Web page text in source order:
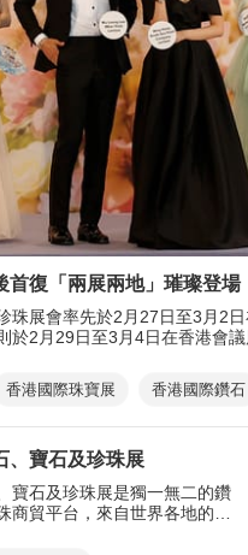
首復「兩展兩地」璀璨登場
珠展會率先於2月27日至3月2
於2月29日至3月4日在香港會議
香港國際珠寶展 香港國際鑽石
、寶石及珍珠展
寶石及珍珠展是獨一無二的鑽
商貿平台，來自世界各地的參